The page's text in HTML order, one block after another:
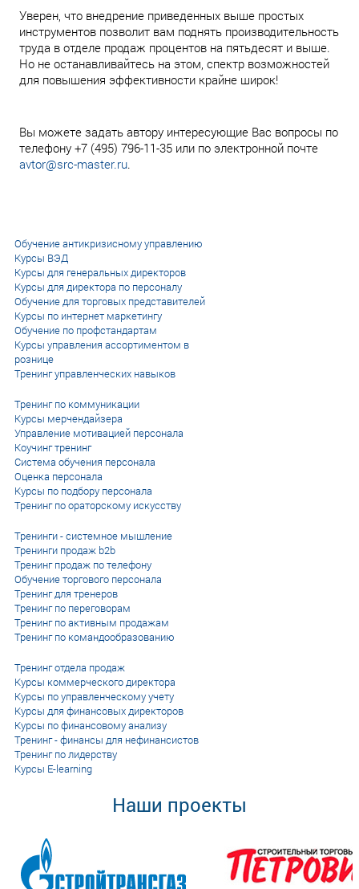
Уверен, что внедрение приведенных выше простых
инструментов позволит вам поднять производительность
труда в отделе продаж процентов на пятьдесят и выше.
Но не останавливайтесь на этом, спектр возможностей
для повышения эффективности крайне широк!
Вы можете задать автору интересующие Вас вопросы по
телефону +7 (495) 796-11-35 или по электронной почте
avtor@src-master.ru.
Обучение антикризисному управлению
Курсы ВЭД
Курсы для генеральных директоров
Курсы для директора по персоналу
Обучение для торговых представителей
Курсы по интернет маркетингу
Обучение по профстандартам
Курсы управления ассортиментом в
рознице
Тренинг управленческих навыков
Тренинг по коммуникации
Курсы мерчендайзера
Управление мотивацией персонала
Коучинг тренинг
Система обучения персонала
Оценка персонала
Курсы по подбору персонала
Тренинг по ораторскому искусству
Тренинги - системное мышление
Тренинги продаж b2b
Тренинг продаж по телефону
Обучение торгового персонала
Тренинг для тренеров
Тренинг по переговорам
Тренинг по активным продажам
Тренинг по командообразованию
Тренинг отдела продаж
Курсы коммерческого директора
Курсы по управленческому учету
Курсы для финансовых директоров
Курсы по финансовому анализу
Тренинг - финансы для нефинансистов
Тренинг по лидерству
Курсы E-learning
Наши проекты